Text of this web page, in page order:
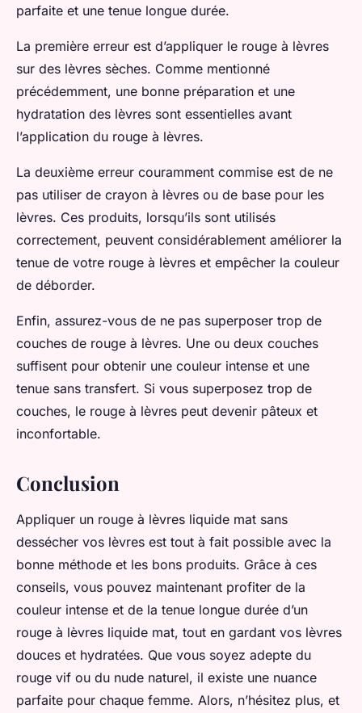
parfaite et une tenue longue durée.
La première erreur est d’appliquer le rouge à lèvres
sur des lèvres sèches. Comme mentionné
précédemment, une bonne préparation et une
hydratation des lèvres sont essentielles avant
l’application du rouge à lèvres.
La deuxième erreur couramment commise est de ne
pas utiliser de crayon à lèvres ou de base pour les
lèvres. Ces produits, lorsqu’ils sont utilisés
correctement, peuvent considérablement améliorer la
tenue de votre rouge à lèvres et empêcher la couleur
de déborder.
Enfin, assurez-vous de ne pas superposer trop de
couches de rouge à lèvres. Une ou deux couches
suffisent pour obtenir une couleur intense et une
tenue sans transfert. Si vous superposez trop de
couches, le rouge à lèvres peut devenir pâteux et
inconfortable.
Conclusion
Appliquer un rouge à lèvres liquide mat sans
dessécher vos lèvres est tout à fait possible avec la
bonne méthode et les bons produits. Grâce à ces
conseils, vous pouvez maintenant profiter de la
couleur intense et de la tenue longue durée d’un
rouge à lèvres liquide mat, tout en gardant vos lèvres
douces et hydratées. Que vous soyez adepte du
rouge vif ou du nude naturel, il existe une nuance
parfaite pour chaque femme. Alors, n’hésitez plus, et